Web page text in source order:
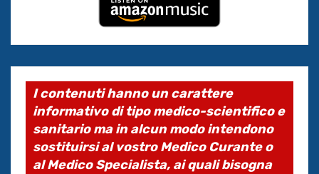
I contenuti hanno un carattere
informativo di tipo medico-scientifico e
sanitario ma in alcun modo intendono
sostituirsi al vostro Medico Curante o
al Medico Specialista, ai quali bisogna